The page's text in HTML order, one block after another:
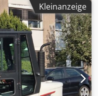
Kleinanzeige